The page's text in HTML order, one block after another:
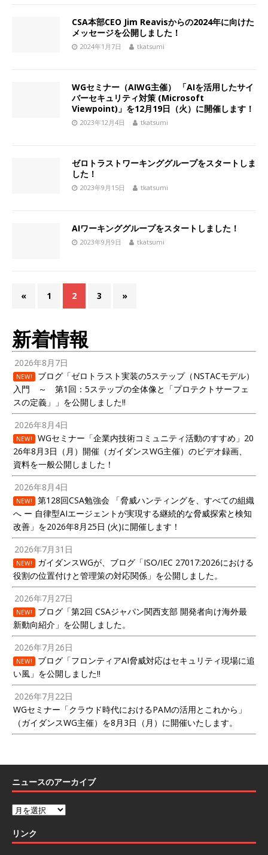
CSA本部CEO Jim Reavisからの2024年に向けた
メッセージを公開しました！
2024年1月7日 tkatsumi
WGセミナー（AIWG主催） 「AIを活用したサイ
バーセキュリティ対策 (Microsoft
Viewpoint)」を12月19日（火）に開催します！
2023年12月4日 tkatsumi
ゼロトラストワーキンググループをスタートしま
した！
2023年9月15日 tkatsumi
AIワーキンググループをスタートしました！
2023年9月9日 tkatsumi
« 1 2 3 »
新着情報
2026年8月7日
NEW!
ブログ「ゼロトラスト実装の5ステップ（NSTACモデル）
入門 ～ 第1回：5ステップの全体像と「プロテクトサーフェ
スの定義」」を公開しました!!
2026年8月4日
NEW!
WGセミナー「企業内技術コミュニティ活動のすすめ」20
26年8月3日（月）開催（ガイダンスWG主催）のビデオ録画、
資料を一般公開しました！
2026年8月4日
NEW!
第128回CSA勉強会 「脅威ハンティングを、すべての組織
へ ー 自律型AIエージェントが実現する継続的な脅威探索と検知
改善」を2026年8月25日 (火)に開催します！
2026年7月31日
NEW!
ガイダンスWGが、ブログ「ISO/IEC 27017:2026における
役割の位置付けと管理策の対応関係」を公開しました。
2026年7月27日
NEW!
ブログ「第2回 CSAジャパン関西支部 開発者向け海外最
新動向紹介」を公開しました。
2026年7月26日
NEW!
ブログ「フロンティアAI脅威対応はセキュリティ現場に追
い風」を公開しました!!
2026年7月22日
WGセミナー「クラウド時代におけるPAMの活用とこれから」
（ガイダンスWG主催）を8月3日（月）に開催いたします。
ニュースのアーカイブ
リンク